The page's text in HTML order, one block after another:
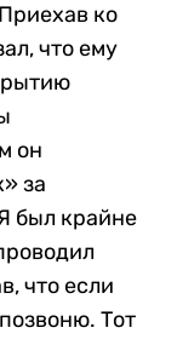
ко
что ему
он
за
был крайне
что если
Тот